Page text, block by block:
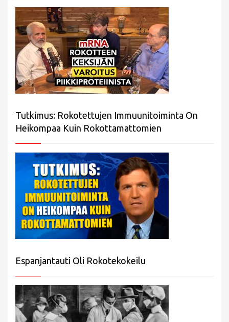
Tutkimus: Rokotettujen Immuunitoiminta On
Heikompaa Kuin Rokottamattomien
Espanjantauti Oli Rokotekokeilu